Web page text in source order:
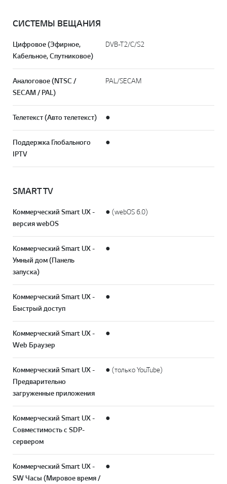
СИСТЕМЫ ВЕЩАНИЯ
Цифровое (Эфирное,
Кабельное, Спутниковое)
DVB-T2/C/S2
Аналоговое (NTSC /
SECAM / PAL)
PAL/SECAM
Телетекст (Авто телетекст) ●
Поддержка Глобального
IPTV
●
SMART TV
Коммерческий Smart UX -
версия webOS
● (webOS 6.0)
Коммерческий Smart UX -
Умный дом (Панель
запуска)
●
Коммерческий Smart UX -
Быстрый доступ
●
Коммерческий Smart UX -
Web Браузер
●
Коммерческий Smart UX -
Предварительно
загруженные приложения
● (только YouTube)
Коммерческий Smart UX -
Совместимость с SDP-
сервером
●
Коммерческий Smart UX -
SW Часы (Мировое время /
●